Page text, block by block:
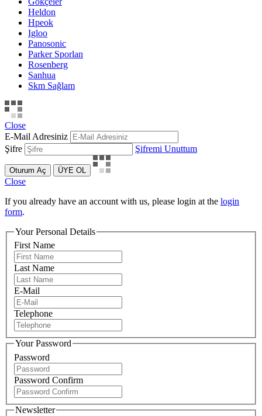
Heldon
Hpeok
Igloo
Panosonic
Parker Sporlan
Rosenberg
Sanhua
Skm Sağlam
Close
E-Mail Adresiniz
Şifre
Şifremi Unuttum
Oturum Aç ÜYE OL
Close
If you already have an account with us, please login at the login
form.
Your Personal Details
First Name
Last Name
E-Mail
Telephone
Your Password
Password
Password Confirm
Newsletter